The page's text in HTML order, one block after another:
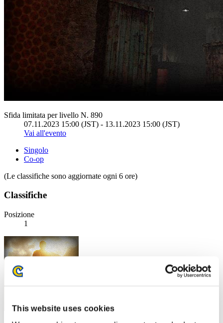
This website uses cookies
Sfida limitata per livello N. 890
07.11.2023 15:00 (JST) - 13.11.2023 15:00 (JST)
Vai all'evento
Singolo
Co-op
(Le classifiche sono aggiornate ogni 6 ore)
Classifiche
Posizione
1